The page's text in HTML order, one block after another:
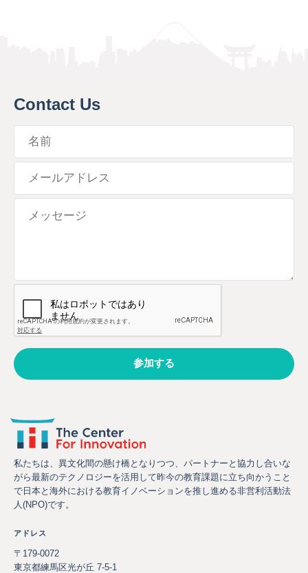
Contact Us
名前
メールアドレス
メッセージ
私たちは、異文化間の懸け橋となりつつ、パートナーと協力し合いな
がら最新のテクノロジーを活用して昨今の教育課題に立ち向かうこと
で日本と海外における教育イノベーションを推し進める非営利活動法
人(NPO)です。
アドレス
〒179-0072
東京都練馬区光が丘 7-5-1